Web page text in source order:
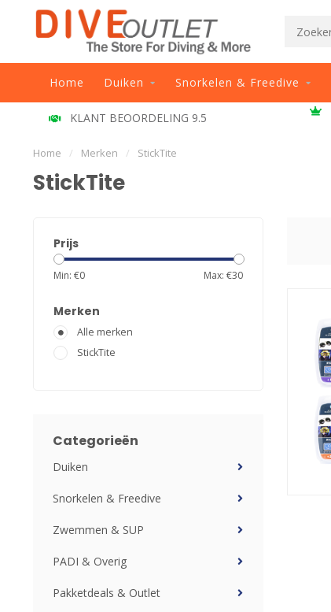
Home Duiken Snorkelen & Freedive
BETROUWBAAR ADRES
Home / Merken / StickTite
StickTite
Prijs
Min: €0 Max: €30
Merken
Alle merken
StickTite
Categorieën
Duiken
Snorkelen & Freedive
Zwemmen & SUP
PADI & Overig
Pakketdeals & Outlet